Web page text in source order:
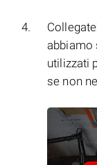
abbiamo
utilizzati
se non